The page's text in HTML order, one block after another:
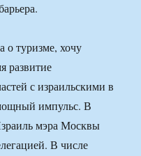
о туризме, хочу
развитие
с израильскими в
импульс. В
мэра Москвы
В числе